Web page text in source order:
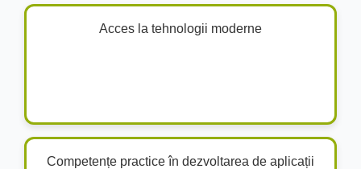
Acces la tehnologii moderne
Competențe practice în dezvoltarea de aplicații